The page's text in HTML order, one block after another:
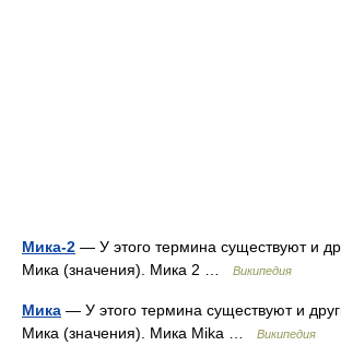
Мика-2 — У этого термина существуют и
Мика (значения). Мика 2 …
Википедия
Мика — У этого термина существуют и
Мика (значения). Мика Mika …
Википедия